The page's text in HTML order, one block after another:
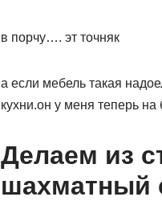
в порчу…. эт точняк
а если мебель такая
кухни.он у меня теперь на
Делаем из
шахматный